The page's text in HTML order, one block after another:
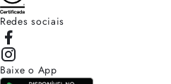
Redes sociais
Baixe o App